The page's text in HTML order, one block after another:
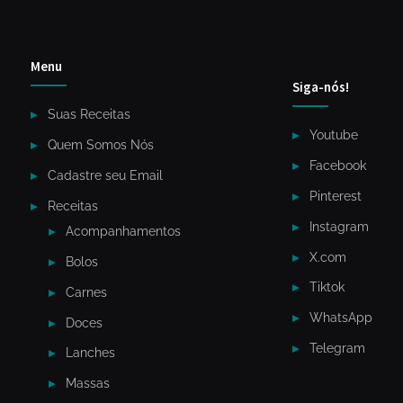
Menu
Suas Receitas
Quem Somos Nós
Cadastre seu Email
Receitas
Acompanhamentos
Bolos
Carnes
Doces
Lanches
Massas
Siga-nós!
Youtube
Facebook
Pinterest
Instagram
X.com
Tiktok
WhatsApp
Telegram